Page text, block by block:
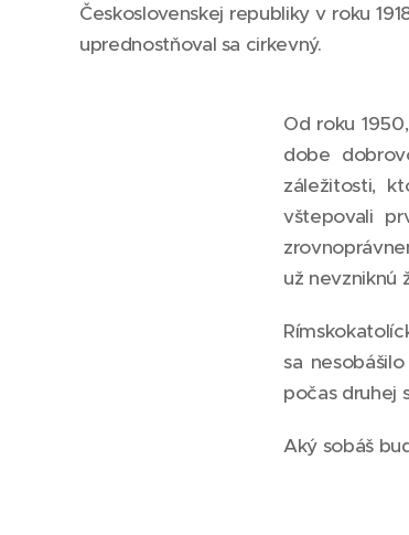
Československej republiky v roku
uprednostňoval sa cirkevný.
Od roku
dobe
záležitosti,
vštepovali
už nevzniknú
sa
počas druhej
Aký sobáš